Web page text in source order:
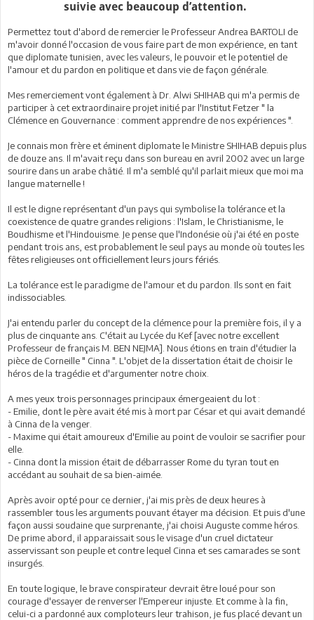
suivie avec beaucoup d’attention.
Permettez tout d'abord de remercier le Professeur Andrea BARTOLI de
m'avoir donné l'occasion de vous faire part de mon expérience, en tant
que diplomate tunisien, avec les valeurs, le pouvoir et le potentiel de
l'amour et du pardon en politique et dans vie de façon générale.
Mes remerciement vont également à Dr. Alwi SHIHAB qui m'a permis de
participer à cet extraordinaire projet initié par l'Institut Fetzer " la
Clémence en Gouvernance : comment apprendre de nos expériences ".
Je connais mon frère et éminent diplomate le Ministre SHIHAB depuis plus
de douze ans. Il m'avait reçu dans son bureau en avril 2002 avec un large
sourire dans un arabe châtié. Il m'a semblé qu'il parlait mieux que moi ma
langue maternelle !
Il est le digne représentant d'un pays qui symbolise la tolérance et la
coexistence de quatre grandes religions : l'Islam, le Christianisme, le
Boudhisme et l'Hindouisme. Je pense que l'Indonésie où j'ai été en poste
pendant trois ans, est probablement le seul pays au monde où toutes les
fêtes religieuses ont officiellement leurs jours fériés.
La tolérance est le paradigme de l'amour et du pardon. Ils sont en fait
indissociables.
J'ai entendu parler du concept de la clémence pour la première fois, il y a
plus de cinquante ans. C'était au Lycée du Kef [avec notre excellent
Professeur de français M. BEN NEJMA]. Nous étions en train d'étudier la
pièce de Corneille " Cinna ". L'objet de la dissertation était de choisir le
héros de la tragédie et d'argumenter notre choix.
A mes yeux trois personnages principaux émergeaient du lot :
- Emilie, dont le père avait été mis à mort par César et qui avait demandé
à Cinna de la venger.
- Maxime qui était amoureux d'Emilie au point de vouloir se sacrifier pour
elle.
- Cinna dont la mission était de débarrasser Rome du tyran tout en
accédant au souhait de sa bien-aimée.
Après avoir opté pour ce dernier, j'ai mis près de deux heures à
rassembler tous les arguments pouvant étayer ma décision. Et puis d'une
façon aussi soudaine que surprenante, j'ai choisi Auguste comme héros.
De prime abord, il apparaissait sous le visage d'un cruel dictateur
asservissant son peuple et contre lequel Cinna et ses camarades se sont
insurgés.
En toute logique, le brave conspirateur devrait être loué pour son
courage d'essayer de renverser l'Empereur injuste. Et comme à la fin,
celui-ci a pardonné aux comploteurs leur trahison, je fus placé devant un